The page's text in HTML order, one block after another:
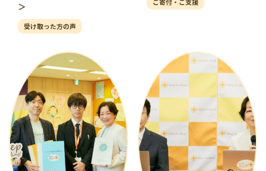
＞
受け取った方の声